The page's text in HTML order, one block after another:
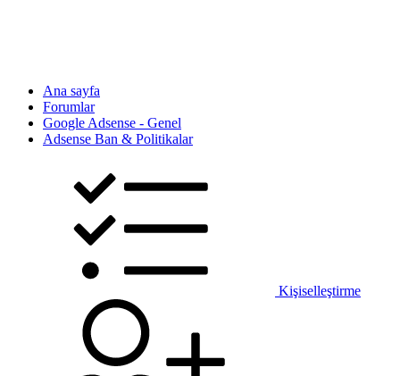
Ana sayfa
Forumlar
Google Adsense - Genel
Adsense Ban & Politikalar
Kişiselleştirme